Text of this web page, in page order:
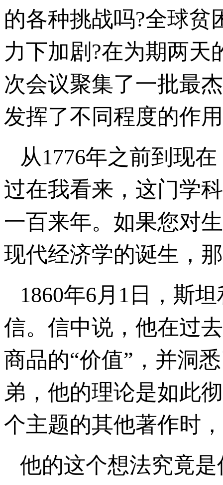
的各种挑战吗?全球贫
力下加剧?在为期两天
次会议聚集了一批最
发挥了不同程度的作
从1776年之前到现
过在我看来，这门学
一百来年。如果您对
现代经济学的诞生，
1860年6月1日，斯
信。信中说，他在过
商品的“价值”，并洞
弟，他的理论是如此
个主题的其他著作时
他的这个想法究竟